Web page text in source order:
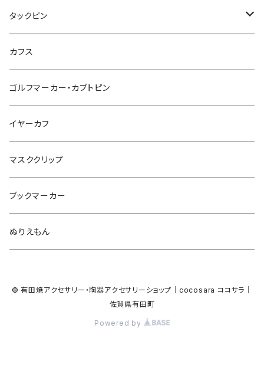
カメオ
星
鳥
アルファベット
ハロウィン
こいのぼり
てんとう虫
鳥
食品
カメラ
ハロウィン
カモフラージュ
square
天使
リボン
カメラ
アイスクリーム
マーブル
音楽
カメオ
ハート
モザイク
パン
羊
牛
カメ
イルカ
カエル
ラッコ
惑星
星
こいのぼり
カメラ
音楽
バイオリン
カメオ
バルーン
マーメイド
メガネ
アルファベット
ハロウィン
紐
鳥
バルーン
マーブル
カモフラージュ
鳥
星
アルファベット
ハロウィン
カメオ
2トーン
ハート
結び
スクエア
タックピン
結び
カフス
ゴルフマーカー・カブトピン
イヤーカフ
マスククリップ
ブックマーカー
ぬりえもん
© 有田焼アクセサリー・陶器アクセサリーショップ｜cocosara ココサラ｜
佐賀県有田町
Powered by